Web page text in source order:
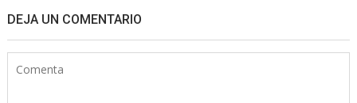
DEJA UN COMENTARIO